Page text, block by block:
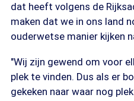
dat heeft volgens de
maken dat we in ons land
ouderwetse manier kijken
"Wij zijn gewend om voor
plek te vinden. Dus als er
gekeken naar waar nog